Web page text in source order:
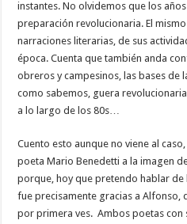
instantes. No olvidemos que los
preparación revolucionaria. El
narraciones literarias, de sus
época. Cuenta que también anda
obreros y campesinos, las bases de
como sabemos, guera
a lo largo de los 80s…
Cuento esto aunque no viene al
poeta Mario Benedetti a la imagen
porque, hoy que pretendo hablar
fue precisamente gracias a Alfonso,
por primera ves. Ambos poetas con